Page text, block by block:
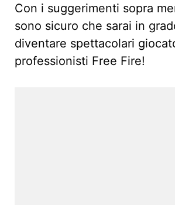
Con i suggerimenti sopra
sono sicuro che sarai in
diventare spettacolari
professionisti Free Fire!